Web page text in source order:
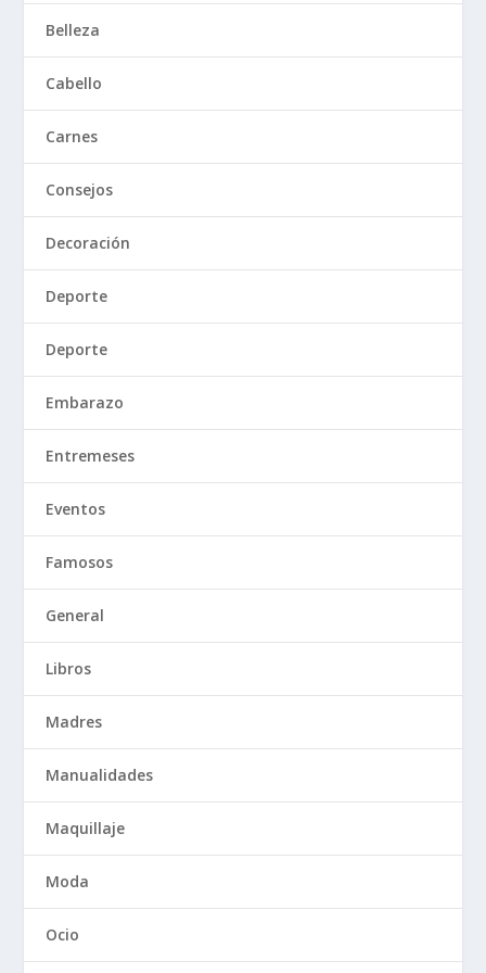
Belleza
Cabello
Carnes
Consejos
Decoración
Deporte
Deporte
Embarazo
Entremeses
Eventos
Famosos
General
Libros
Madres
Manualidades
Maquillaje
Moda
Ocio